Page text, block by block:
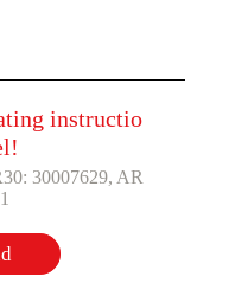
instructio
30007629, AR